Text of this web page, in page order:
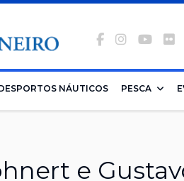
Facebook
Instagram
NÁUTICOS PESCA
e